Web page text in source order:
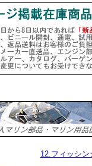
12.フィッシン